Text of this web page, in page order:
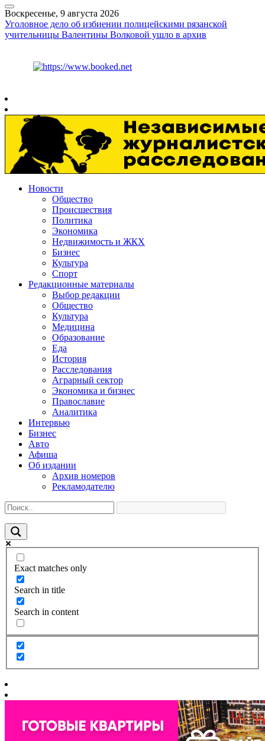
Воскресенье, 9 августа 2026
Уголовное дело об избиении полицейскими рязанской
учительницы Валентины Волковой ушло в архив
Новости
Общество
Происшествия
Политика
Экономика
Недвижимость и ЖКХ
Бизнес
Культура
Спорт
Редакционные материалы
Выбор редакции
Общество
Культура
Медицина
Образование
Еда
История
Расследования
Аграрный сектор
Экономика и бизнес
Православие
Аналитика
Интервью
Бизнес
Авто
Афиша
Об издании
Архив номеров
Рекламодателю
Exact matches only
Search in title
Search in content